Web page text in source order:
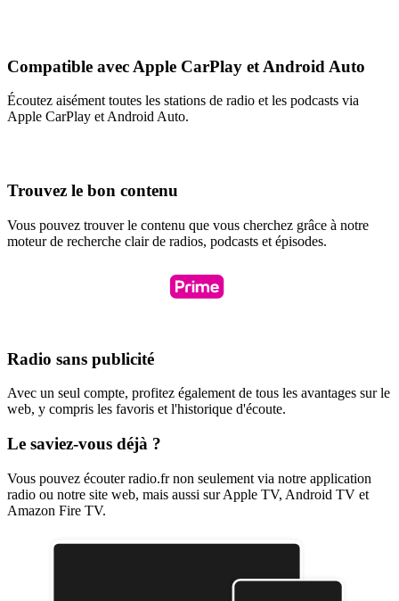
Compatible avec Apple CarPlay et Android Auto
Écoutez aisément toutes les stations de radio et les podcasts via
Apple CarPlay et Android Auto.
Trouvez le bon contenu
Vous pouvez trouver le contenu que vous cherchez grâce à notre
moteur de recherche clair de radios, podcasts et épisodes.
Radio sans publicité
Avec un seul compte, profitez également de tous les avantages sur le
web, y compris les favoris et l'historique d'écoute.
Le saviez-vous déjà ?
Vous pouvez écouter radio.fr non seulement via notre application
radio ou notre site web, mais aussi sur Apple TV, Android TV et
Amazon Fire TV.